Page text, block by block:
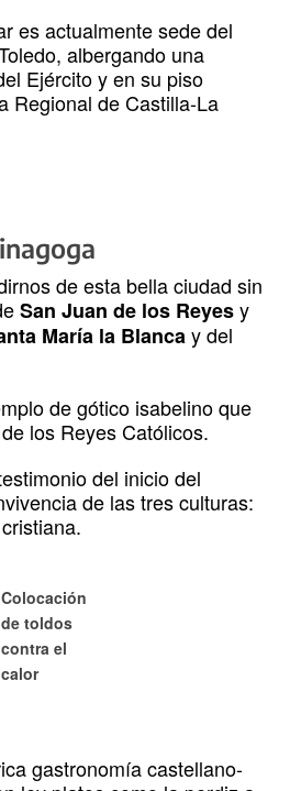
es actualmente sede del
albergando una
Ejército y en su piso
Regional de Castilla-La
de esta bella ciudad sin
San Juan de los Reyesy
María la Blancay del
de gótico isabelino que
los Reyes Católicos.
del inicio del
de las tres culturas:
Colocación
de toldos
contra el
calor
gastronomía castellano-